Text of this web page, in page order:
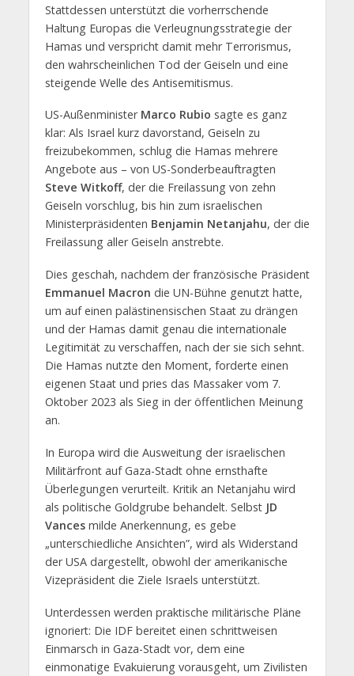
Stattdessen unterstützt die vorherrschende
Haltung Europas die Verleugnungsstrategie der
Hamas und verspricht damit mehr Terrorismus,
den wahrscheinlichen Tod der Geiseln und eine
steigende Welle des Antisemitismus.
US-Außenminister Marco Rubio sagte es ganz
klar: Als Israel kurz davorstand, Geiseln zu
freizubekommen, schlug die Hamas mehrere
Angebote aus – von US-Sonderbeauftragten
Steve Witkoff, der die Freilassung von zehn
Geiseln vorschlug, bis hin zum israelischen
Ministerpräsidenten Benjamin Netanjahu, der die
Freilassung aller Geiseln anstrebte.
Dies geschah, nachdem der französische Präsident
Emmanuel Macron die UN-Bühne genutzt hatte,
um auf einen palästinensischen Staat zu drängen
und der Hamas damit genau die internationale
Legitimität zu verschaffen, nach der sie sich sehnt.
Die Hamas nutzte den Moment, forderte einen
eigenen Staat und pries das Massaker vom 7.
Oktober 2023 als Sieg in der öffentlichen Meinung
an.
In Europa wird die Ausweitung der israelischen
Militärfront auf Gaza-Stadt ohne ernsthafte
Überlegungen verurteilt. Kritik an Netanjahu wird
als politische Goldgrube behandelt. Selbst JD
Vances milde Anerkennung, es gebe
„unterschiedliche Ansichten”, wird als Widerstand
der USA dargestellt, obwohl der amerikanische
Vizepräsident die Ziele Israels unterstützt.
Unterdessen werden praktische militärische Pläne
ignoriert: Die IDF bereitet einen schrittweisen
Einmarsch in Gaza-Stadt vor, dem eine
einmonatige Evakuierung vorausgeht, um Zivilisten